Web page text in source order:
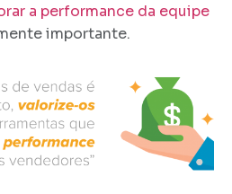
a performance da equipe
importante.